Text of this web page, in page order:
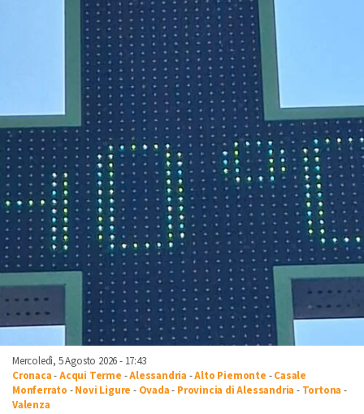
Mercoledì, 5 Agosto 2026 - 17:43
Cronaca-Acqui Terme -Alessandria -Alto Piemonte -Casale
Monferrato -Novi Ligure - Ovada- Provincia di Alessandria - Tortona -
Valenza